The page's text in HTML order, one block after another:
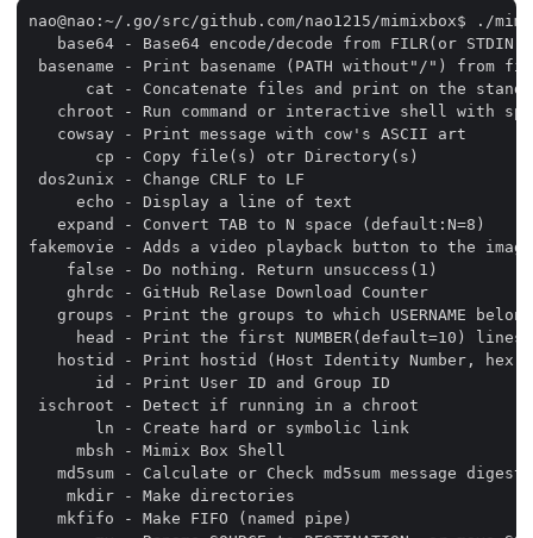
nao@nao:~/.go/src/github.com/nao1215/mimixbox$ ./
base64 - Base64 encode/decode from FILR(or STDIN)
basename - Print basename (PATH without"/") from
cat - Concatenate files and print on the
chroot - Run command or interactive shell with
   cowsay - Print message with cow's ASCII art
       cp - Copy file(s) otr Directory(s)
dos2unix - Change CRLF to LF
     echo - Display a line of text
   expand - Convert TAB to N space (default:N=8)
fakemovie - Adds a video playback button to the image
    false - Do nothing. Return unsuccess(1)
    ghrdc - GitHub Relase Download Counter
groups - Print the groups to which USERNAME
     head - Print the first NUMBER(default=10) lines
hostid - Print hostid (Host Identity Number,
       id - Print User ID and Group ID
ischroot - Detect if running in a chroot
       ln - Create hard or symbolic link
     mbsh - Mimix Box Shell
   md5sum - Calculate or Check md5sum message digest
    mkdir - Make directories
   mkfifo - Make FIFO (named pipe)